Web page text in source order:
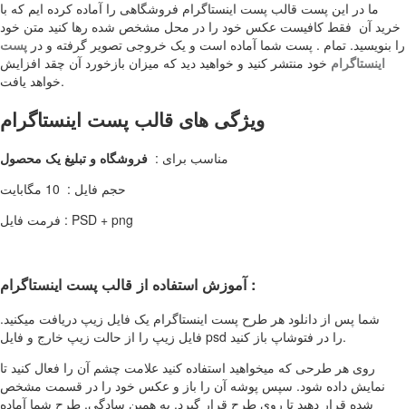
ما در این پست قالب پست اینستاگرام فروشگاهی را آماده کرده ایم که با
خرید آن فقط کافیست عکس خود را در محل مشخص شده رها کنید متن خود
را بنویسید. تمام . پست شما آماده است و یک خروجی تصویر گرفته و در پست
اینستاگرام خود منتشر کنید و خواهید دید که میزان بازخورد آن چقد افزایش
خواهد یافت.
ویژگی های قالب پست اینستاگرام
مناسب برای : فروشگاه و تبلیغ یک محصول
حجم فایل : 10 مگابایت
فرمت فایل : PSD + png
آموزش استفاده از قالب پست اینستاگرام :
شما پس از دانلود هر طرح پست اینستاگرام یک فایل زیپ دریافت میکنید.
فایل زیپ را از حالت زیپ خارج و فایل psd را در فتوشاپ باز کنید.
روی هر طرحی که میخواهید استفاده کنید علامت چشم آن را فعال کنید تا
نمایش داده شود. سپس پوشه آن را باز و عکس خود را در قسمت مشخص
شده قرار دهید تا روی طرح قرار گیرد. به همین سادگی. طرح شما آماده